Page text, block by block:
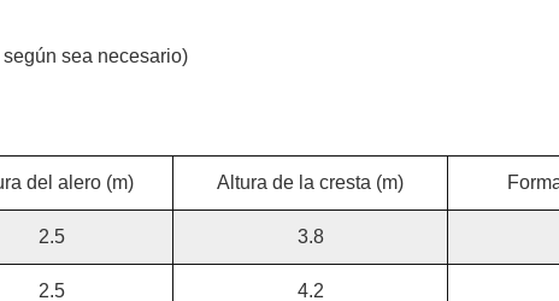
sea necesario)
del alero (m) Altura de la cresta (m)
2.5 3.8
2.5 4.2